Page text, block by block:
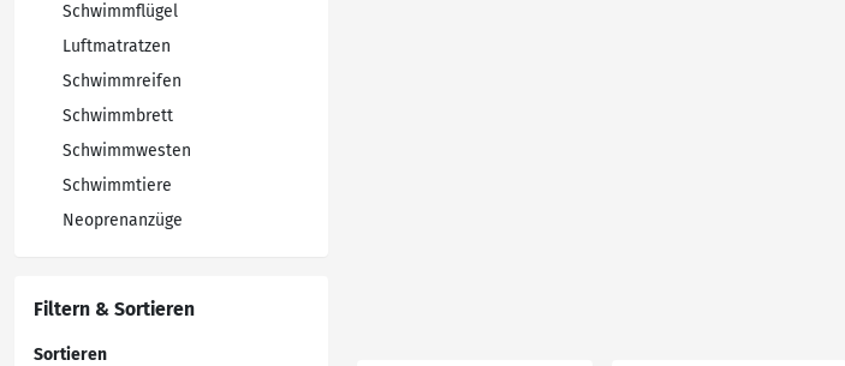
Schwimmflügel
Luftmatratzen
Schwimmreifen
Schwimmbrett
Schwimmwesten
Schwimmtiere
Neoprenanzüge
Filtern & Sortieren
Sortieren